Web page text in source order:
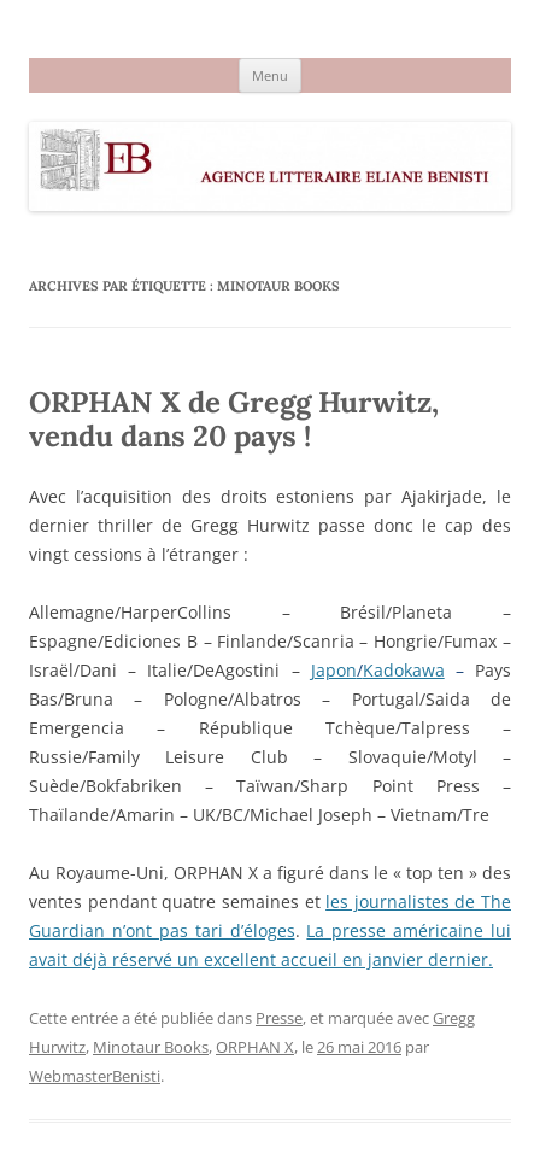
Menu
ARCHIVES PAR ÉTIQUETTE : MINOTAUR BOOKS
ORPHAN X de Gregg Hurwitz,
vendu dans 20 pays !
Avec l’acquisition des droits estoniens par Ajakirjade, le
dernier thriller de Gregg Hurwitz passe donc le cap des
vingt cessions à l’étranger :
Allemagne/HarperCollins – Brésil/Planeta –
Espagne/Ediciones B – Finlande/Scanria – Hongrie/Fumax –
Israël/Dani – Italie/DeAgostini – Japon/Kadokawa – Pays
Bas/Bruna – Pologne/Albatros – Portugal/Saida de
Emergencia – République Tchèque/Talpress –
Russie/Family Leisure Club – Slovaquie/Motyl –
Suède/Bokfabriken – Taïwan/Sharp Point Press –
Thaïlande/Amarin – UK/BC/Michael Joseph – Vietnam/Tre
Au Royaume-Uni, ORPHAN X a figuré dans le « top ten » des
ventes pendant quatre semaines et les journalistes de The
Guardian n’ont pas tari d’éloges. La presse américaine lui
avait déjà réservé un excellent accueil en janvier dernier.
Cette entrée a été publiée dans Presse, et marquée avecGregg
Hurwitz, Minotaur Books,ORPHAN X, le26 mai 2016 par
WebmasterBenisti.